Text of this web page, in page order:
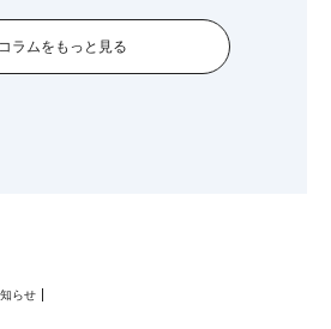
コラムをもっと見る
らせ